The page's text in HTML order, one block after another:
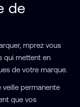
de
mprez vous
qui mettent en
de votre marque.
permanente
que vos